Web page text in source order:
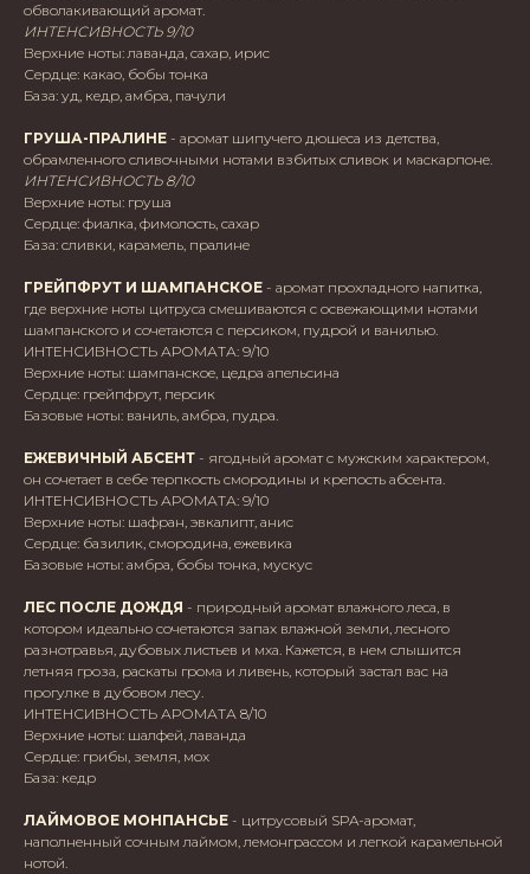
обволакивающий аромат.
ИНТЕНСИВНОСТЬ 9/10
Верхние ноты: лаванда, сахар, ирис
Сердце: какао, бобы тонка
База: уд, кедр, амбра, пачули
ГРУША-ПРАЛИНЕ - аромат шипучего дюшеса из детства,
обрамленного сливочными нотами взбитых сливок и маскарпоне.
ИНТЕНСИВНОСТЬ 8/10
Верхние ноты: груша
Сердце: фиалка, фимолость, сахар
База: сливки, карамель, пралине
ГРЕЙПФРУТ И ШАМПАНСКОЕ - аромат прохладного напитка,
где верхние ноты цитруса смешиваются с освежающими нотами
шампанского и сочетаются с персиком, пудрой и ванилью.
ИНТЕНСИВНОСТЬ АРОМАТА: 9/10
Верхние ноты: шампанское, цедра апельсина
Сердце: грейпфрут, персик
Базовые ноты: ваниль, амбра, пудра.
ЕЖЕВИЧНЫЙ АБСЕНТ - ягодный аромат с мужским характером,
он сочетает в себе терпкость смородины и крепость абсента.
ИНТЕНСИВНОСТЬ АРОМАТА: 9/10
Верхние ноты: шафран, эвкалипт, анис
Сердце: базилик, смородина, ежевика
Базовые ноты: амбра, бобы тонка, мускус
ЛЕС ПОСЛЕ ДОЖДЯ - природный аромат влажного леса, в
котором идеально сочетаются запах влажной земли, лесного
разнотравья, дубовых листьев и мха. Кажется, в нем слышится
летняя гроза, раскаты грома и ливень, который застал вас на
прогулке в дубовом лесу.
ИНТЕНСИВНОСТЬ АРОМАТА 8/10
Верхние ноты: шалфей, лаванда
Сердце: грибы, земля, мох
База: кедр
ЛАЙМОВОЕ МОНПАНСЬЕ - цитрусовый SPA-аромат,
наполненный сочным лаймом, лемонграссом и легкой карамельной
нотой.